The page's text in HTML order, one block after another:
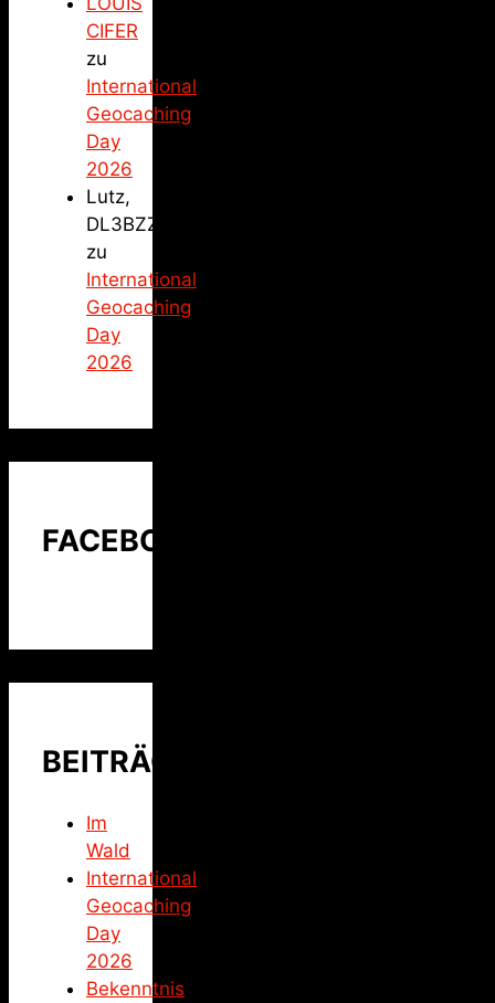
CIFER
zu
International
Geocaching
Day
2026
Lutz,
DL3BZZ
zu
International
Geocaching
Day
2026
FACEBOOK
BEITRÄGE
Im
Wald
International
Geocaching
Day
2026
Bekenntnis